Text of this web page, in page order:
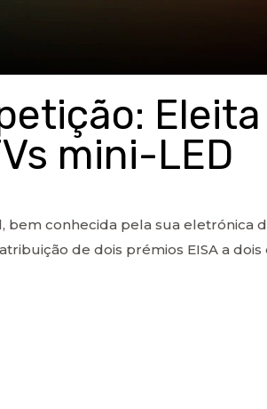
Eleita
mini-LED
bem conhecida pela sua eletrónica
de dois prémios EISA a dois